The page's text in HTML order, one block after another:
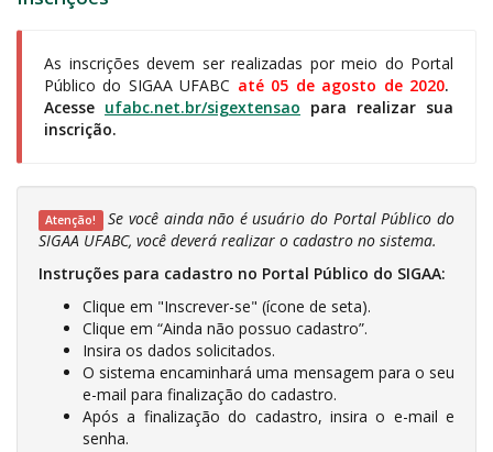
As inscrições devem ser realizadas por meio do Portal
Público do SIGAA UFABC até 05 de agosto de 2020.
Acesse ufabc.net.br/sigextensao para realizar sua
inscrição.
Atenção! Se você ainda não é usuário do Portal Público do
SIGAA UFABC, você deverá realizar o cadastro no sistema.
Instruções para cadastro no Portal Público do SIGAA:
Clique em "Inscrever-se" (ícone de seta).
Clique em “Ainda não possuo cadastro”.
Insira os dados solicitados.
O sistema encaminhará uma mensagem para o seu
e-mail para finalização do cadastro.
Após a finalização do cadastro, insira o e-mail e
senha.